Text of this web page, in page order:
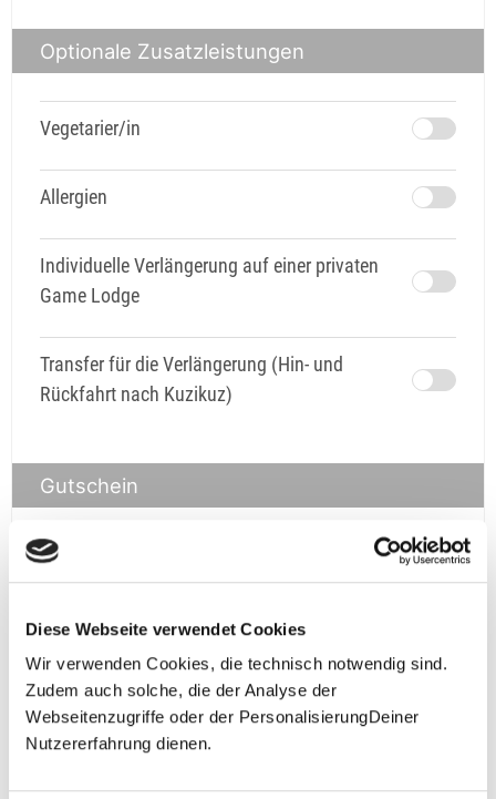
Diese Webseite verwendet Cookies
Wir verwenden Cookies, die technisch notwendig sind.
Zudem auch solche, die der Analyse der
Webseitenzugriffe oder der PersonalisierungDeiner
Nutzererfahrung dienen.
Optionale Zusatzleistungen
Vegetarier/in
Allergien
Individuelle Verlängerung auf einer privaten
Game Lodge
Transfer für die Verlängerung (Hin- und
Rückfahrt nach Kuzikuz)
Gutschein
Gutschein
**Halbes Doppelzimmer: Zwei gleichgeschlechtliche